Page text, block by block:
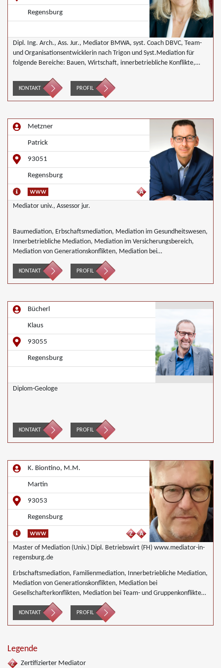
Regensburg
Dipl. Ing. Arch., Ass. Jur., Mediator BMWA, syst. Coach DBVC, Team-
und Organisationsentwicklerin nach Trigon und Syst.Mediation für
folgende Bereiche: Bauen, Wirtschaft, innerbetriebliche Konflikte,
KONTAKT PROFIL
Metzner
Patrick
93051
Regensburg
Mediator univ., Assessor jur.
Baumediation, Erbschaftsmediation, Mediation im Gesundheitswesen,
Innerbetriebliche Mediation, Mediation im Versicherungsbereich,
Mediation von Generationskonflikten, Mediation bei
Gesellschafterkonflikten, Mediation bei Team- und Gruppenkonflikten,
Mediation von Unternehmensnachfolgen, Mediation in der
Wohnungswirtschaft, Nachbarschaftsmediation, Landwirtschaft
KONTAKT PROFIL
Bücherl
Klaus
93055
Regensburg
Diplom-Geologe
KONTAKT PROFIL
K. Biontino, M.M.
Martin
93053
Regensburg
Master of Mediation (Univ.) Dipl. Betriebswirt (FH) www.mediator-in-
regensburg.de
Erbschaftsmediation, Familienmediation, Innerbetriebliche Mediation,
Mediation von Generationskonflikten, Mediation bei
Gesellschafterkonflikten, Mediation bei Team- und Gruppenkonflikten,
Mediation von Unternehmensnachfolgen
KONTAKT PROFIL
Legende
Zertifizierter Mediator